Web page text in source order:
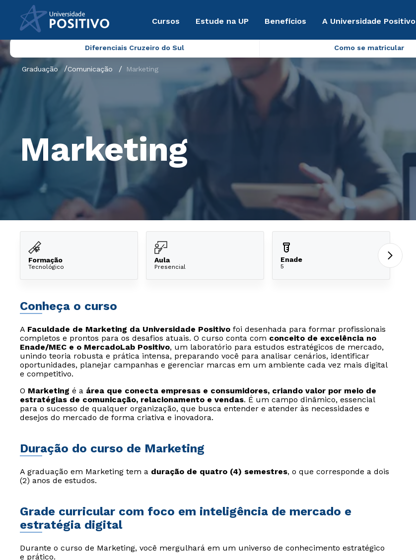
Cursos Estude na UP Benefícios A Universidade Positivo
Diferenciais Cruzeiro do Sul Como se matricular
Graduação Comunicação Marketing
Marketing
Formação
Tecnológico
Aula
Presencial
Enade
5
Conheça o curso
A Faculdade de Marketing da Universidade Positivo foi desenhada para formar profissionais
completos e prontos para os desafios atuais. O curso conta com conceito de excelência no
Enade/MEC e o MercadoLab Positivo, um laboratório para estudos estratégicos de mercado,
unindo teoria robusta e prática intensa, preparando você para analisar cenários, identificar
oportunidades, planejar campanhas e gerenciar marcas em um ambiente cada vez mais digital
e competitivo.
O Marketing é a área que conecta empresas e consumidores, criando valor por meio de
estratégias de comunicação, relacionamento e vendas. É um campo dinâmico, essencial
para o sucesso de qualquer organização, que busca entender e atender às necessidades e
desejos do mercado de forma criativa e inovadora.
Duração do curso de Marketing
A graduação em Marketing tem a duração de quatro (4) semestres, o que corresponde a dois
(2) anos de estudos.
Grade curricular com foco em inteligência de mercado e
estratégia digital
Durante o curso de Marketing, você mergulhará em um universo de conhecimento estratégico
e prático.